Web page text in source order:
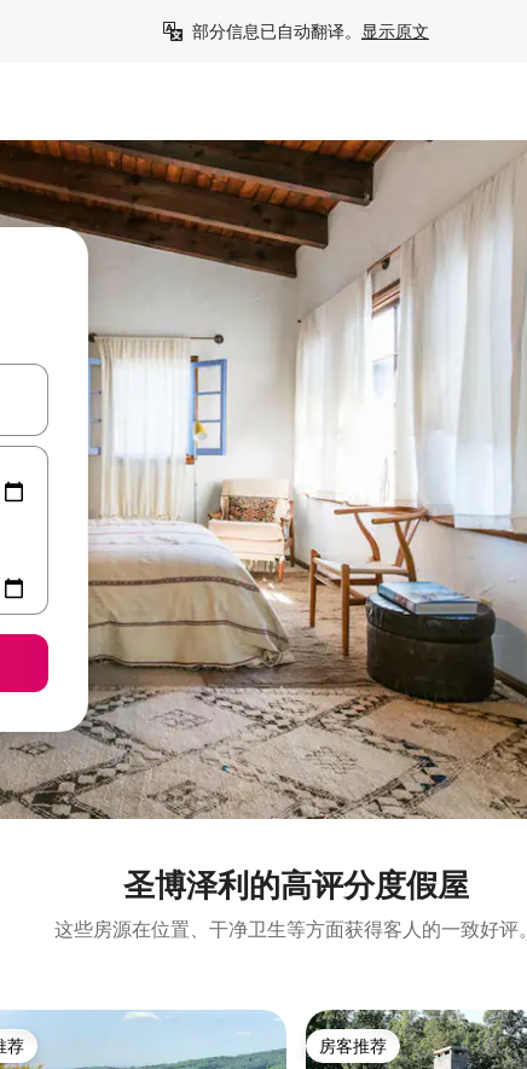
部分信息已自动翻译。 显示原文
或滑动手势浏览。
圣博泽利的高评分度假屋
这些房源在位置、干净卫生等方面获得客人的一致好评。
荐
荐 房客推荐
房客推荐